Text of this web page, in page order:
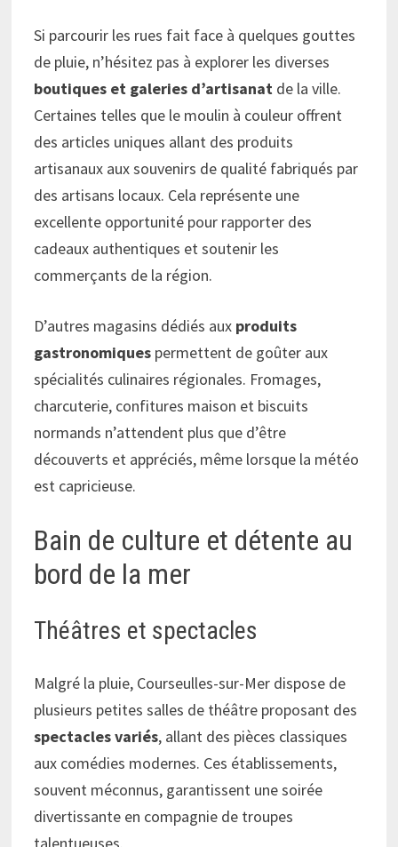
Si parcourir les rues fait face à quelques gouttes
de pluie, n’hésitez pas à explorer les diverses
boutiques et galeries d’artisanat de la ville.
Certaines telles que le moulin à couleur offrent
des articles uniques allant des produits
artisanaux aux souvenirs de qualité fabriqués par
des artisans locaux. Cela représente une
excellente opportunité pour rapporter des
cadeaux authentiques et soutenir les
commerçants de la région.
D’autres magasins dédiés aux produits
gastronomiques permettent de goûter aux
spécialités culinaires régionales. Fromages,
charcuterie, confitures maison et biscuits
normands n’attendent plus que d’être
découverts et appréciés, même lorsque la météo
est capricieuse.
Bain de culture et détente au
bord de la mer
Théâtres et spectacles
Malgré la pluie, Courseulles-sur-Mer dispose de
plusieurs petites salles de théâtre proposant des
spectacles variés, allant des pièces classiques
aux comédies modernes. Ces établissements,
souvent méconnus, garantissent une soirée
divertissante en compagnie de troupes
talentueuses.